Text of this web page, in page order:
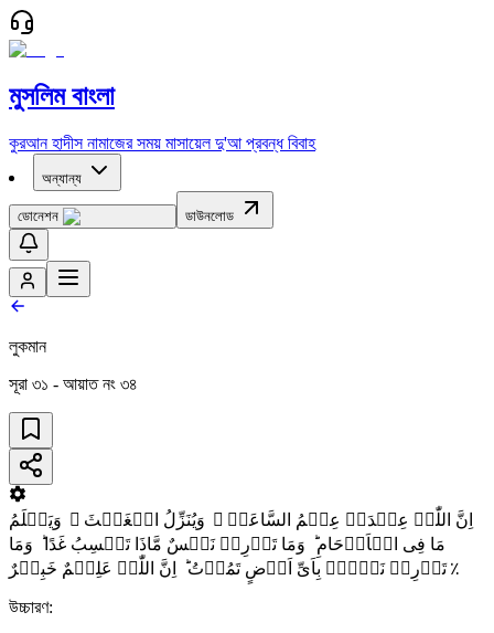
মুসলিম বাংলা
কুরআন হাদীস নামাজের সময় মাসায়েল দু'আ প্রবন্ধ বিবাহ
অন্যান্য
ডোনেশন ডাউনলোড
লুকমান
সূরা ৩১ - আয়াত নং ৩৪
اِنَّ اللّٰہَ عِنۡدَہٗ عِلۡمُ السَّاعَۃِ ۚ وَیُنَزِّلُ الۡغَیۡثَ ۚ وَیَعۡلَمُ
مَا فِی الۡاَرۡحَامِ ؕ وَمَا تَدۡرِیۡ نَفۡسٌ مَّاذَا تَکۡسِبُ غَدًا ؕ وَمَا
تَدۡرِیۡ نَفۡسٌۢ بِاَیِّ اَرۡضٍ تَمُوۡتُ ؕ اِنَّ اللّٰہَ عَلِیۡمٌ خَبِیۡرٌ ٪
উচ্চারণ: